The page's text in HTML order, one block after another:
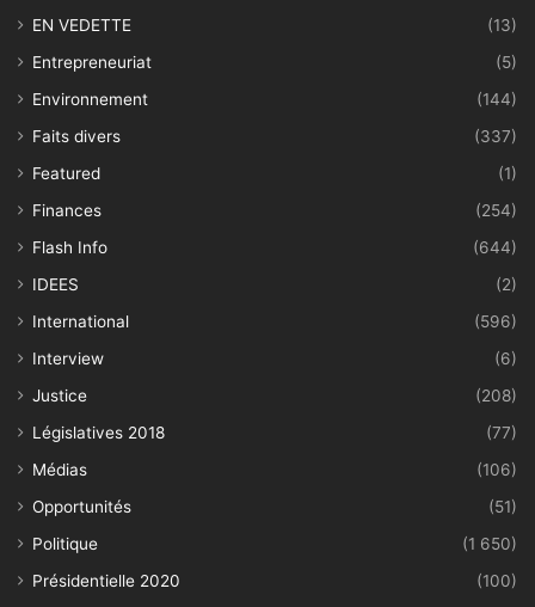
EN VEDETTE
(13)
Entrepreneuriat
(5)
Environnement
(144)
Faits divers
(337)
Featured
(1)
Finances
(254)
Flash Info
(644)
IDEES
(2)
International
(596)
Interview
(6)
Justice
(208)
Législatives 2018
(77)
Médias
(106)
Opportunités
(51)
Politique
(1 650)
Présidentielle 2020
(100)